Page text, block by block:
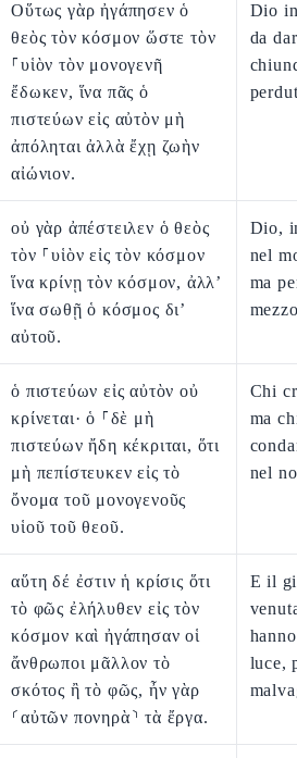
Οὕτως γὰρ ἠγάπησεν ὁ
θεὸς τὸν κόσμον ὥστε τὸν
⸀υἱὸν τὸν μονογενῆ
ἔδωκεν, ἵνα πᾶς ὁ
πιστεύων εἰς αὐτὸν μὴ
ἀπόληται ἀλλὰ ἔχῃ ζωὴν
αἰώνιον.
Dio
da
οὐ γὰρ ἀπέστειλεν ὁ θεὸς
τὸν ⸀υἱὸν εἰς τὸν κόσμον
ἵνα κρίνῃ τὸν κόσμον, ἀλλ’
ἵνα σωθῇ ὁ κόσμος δι’
αὐτοῦ.
Dio,
nel
ma
ὁ πιστεύων εἰς αὐτὸν οὐ
κρίνεται· ὁ ⸀δὲ μὴ
πιστεύων ἤδη κέκριται, ὅτι
μὴ πεπίστευκεν εἰς τὸ
ὄνομα τοῦ μονογενοῦς
υἱοῦ τοῦ θεοῦ.
Chi
ma
nel
αὕτη δέ ἐστιν ἡ κρίσις ὅτι
τὸ φῶς ἐλήλυθεν εἰς τὸν
κόσμον καὶ ἠγάπησαν οἱ
ἄνθρωποι μᾶλλον τὸ
σκότος ἢ τὸ φῶς, ἦν γὰρ
⸂αὐτῶν πονηρὰ⸃ τὰ ἔργα.
E il
luce,